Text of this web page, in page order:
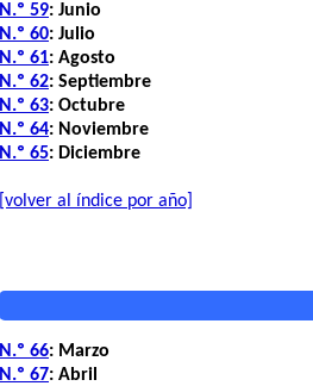
N.º 59: Junio
N.º 60: Julio
N.º 61: Agosto
N.º 62: Septiembre
N.º 63: Octubre
N.º 64: Noviembre
N.º 65: Diciembre
[volver al índice por año]
N.º 66: Marzo
N.º 67: Abril